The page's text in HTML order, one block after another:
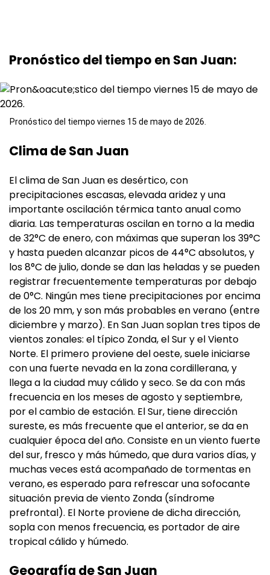
Pronóstico del tiempo en San Juan:
Pronóstico del tiempo viernes 15 de mayo de 2026.
Clima de San Juan
El clima de San Juan es desértico, con
precipitaciones escasas, elevada aridez y una
importante oscilación térmica tanto anual como
diaria. Las temperaturas oscilan en torno a la media
de 32°C de enero, con máximas que superan los 39°C
y hasta pueden alcanzar picos de 44°C absolutos, y
los 8°C de julio, donde se dan las heladas y se pueden
registrar frecuentemente temperaturas por debajo
de 0°C. Ningún mes tiene precipitaciones por encima
de los 20 mm, y son más probables en verano (entre
diciembre y marzo). En San Juan soplan tres tipos de
vientos zonales: el típico Zonda, el Sur y el Viento
Norte. El primero proviene del oeste, suele iniciarse
con una fuerte nevada en la zona cordillerana, y
llega a la ciudad muy cálido y seco. Se da con más
frecuencia en los meses de agosto y septiembre,
por el cambio de estación. El Sur, tiene dirección
sureste, es más frecuente que el anterior, se da en
cualquier época del año. Consiste en un viento fuerte
del sur, fresco y más húmedo, que dura varios días, y
muchas veces está acompañado de tormentas en
verano, es esperado para refrescar una sofocante
situación previa de viento Zonda (síndrome
prefrontal). El Norte proviene de dicha dirección,
sopla con menos frecuencia, es portador de aire
tropical cálido y húmedo.
Geografía de San Juan